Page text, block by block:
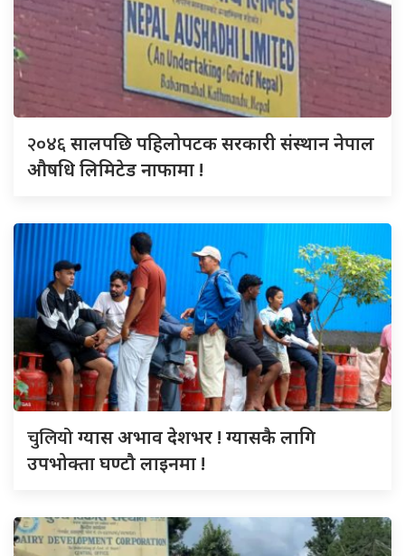
२०४६सालपछि पहिलोपटक सरकारी संस्थान नेपाल
औषधि लिमिटेड नाफामा !
चुलियोग्यास अभाव देशभर ! ग्यासकै लागि
उपभोक्ता घण्टौ लाइनमा !